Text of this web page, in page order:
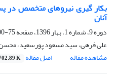
بکار گیری نیروهای متخصص
آنان
دوره 9، شماره 1، بهار 1396، صفحه
75-100
علی فرهی، سید مسعود پورسعید،
مشاهده مقاله
اصل مقاله K